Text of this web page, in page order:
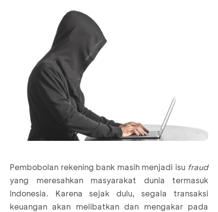
Pembobolan rekening bank masih menjadi isu fraud
yang meresahkan masyarakat dunia termasuk
Indonesia. Karena sejak dulu, segala transaksi
keuangan akan melibatkan dan mengakar pada